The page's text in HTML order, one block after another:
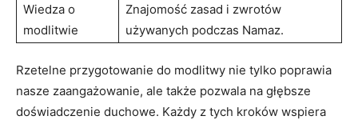
Wiedza o
modlitwie
Znajomość zasad i zwrotów
używanych podczas⁢ Namaz.
Rzetelne przygotowanie⁤ do modlitwy nie tylko poprawia
nasze zaangażowanie,‌ ale także pozwala na⁢ głębsze
doświadczenie duchowe. Każdy z tych ‍kroków wspiera⁢